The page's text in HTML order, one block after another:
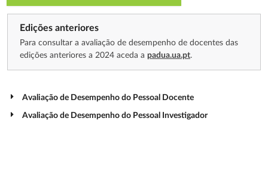
Edições anteriores
Para consultar a avaliação de desempenho de docentes das
edições anteriores a 2024 aceda a padua.ua.pt.
Avaliação de Desempenho do Pessoal Docente
Avaliação de Desempenho do Pessoal Investigador